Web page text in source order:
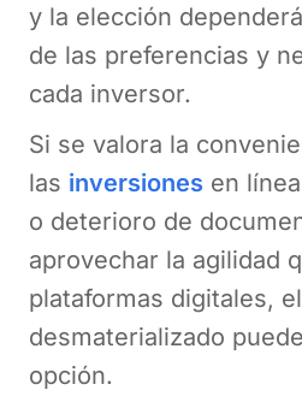
y la elección
de las preferencias y
cada inversor.
Si se valora la
las inversiones en
o deterioro de
aprovechar la agilidad
plataformas digitales,
desmaterializado
opción.